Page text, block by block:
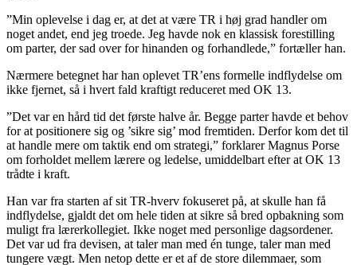
”Min oplevelse i dag er, at det at være TR i høj grad handler om
noget andet, end jeg troede. Jeg havde nok en klassisk forestilling
om parter, der sad over for hinanden og forhandlede,” fortæller han.
Nærmere betegnet har han oplevet TR’ens formelle indflydelse om
ikke fjernet, så i hvert fald kraftigt reduceret med OK 13.
”Det var en hård tid det første halve år. Begge parter havde et behov
for at positionere sig og ’sikre sig’ mod fremtiden. Derfor kom det til
at handle mere om taktik end om strategi,” forklarer Magnus Porse
om forholdet mellem lærere og ledelse, umiddelbart efter at OK 13
trådte i kraft.
Han var fra starten af sit TR-hverv fokuseret på, at skulle han få
indflydelse, gjaldt det om hele tiden at sikre så bred opbakning som
muligt fra lærerkollegiet. Ikke noget med personlige dagsordener.
Det var ud fra devisen, at taler man med én tunge, taler man med
tungere vægt. Men netop dette er et af de store dilemmaer, som